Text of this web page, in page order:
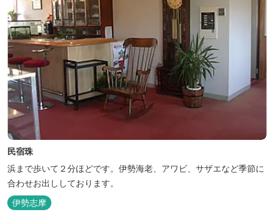
民宿珠
浜まで歩いて２分ほどです。伊勢海老、アワビ、サザエなど季節に
合わせお出ししております。
伊勢志摩